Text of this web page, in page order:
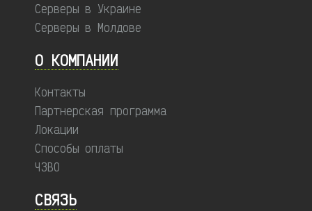
Серверы в Украине
Серверы в Молдове
О КОМПАНИИ
Контакты
Партнерская программа
Локации
Способы оплаты
ЧЗВО
СВЯЗЬ